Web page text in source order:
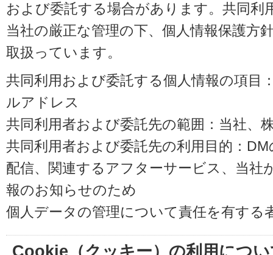
および委託する場合があります。共同利
当社の厳正な管理の下、個人情報保護方
取扱っています。
共同利用および委託する個人情報の項目
ルアドレス
共同利用者および委託先の範囲：当社、
共同利用者および委託先の利用目的：
配信、関連するアフターサービス、当社
報のお知らせのため
個人データの管理について責任を有する
Cookie（クッキー）の利用につ